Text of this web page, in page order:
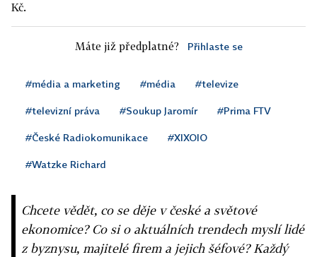
Kč.
Máte již předplatné? Přihlaste se
#média a marketing #média #televize
#televizní práva #Soukup Jaromír #Prima FTV
#České Radiokomunikace #XIXOIO
#Watzke Richard
Chcete vědět, co se děje v české a světové
ekonomice? Co si o aktuálních trendech myslí lidé
z byznysu, majitelé firem a jejich šéfové? Každý